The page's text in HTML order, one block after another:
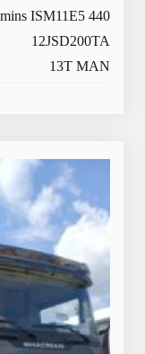
ISM11E5 440
12JSD200TA
13T MAN